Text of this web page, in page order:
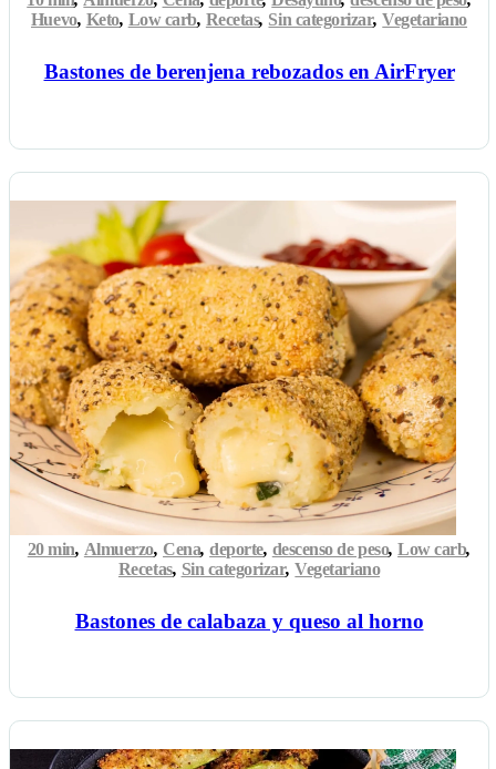
Bastones de berenjena rebozados en AirFryer
Huevo, Keto, Low carb, Recetas, Sin categorizar,Vegetariano
Bastones de calabaza y queso al horno
20 min, Almuerzo, Cena,deporte, descenso de peso,Low carb,
Recetas, Sin categorizar,Vegetariano